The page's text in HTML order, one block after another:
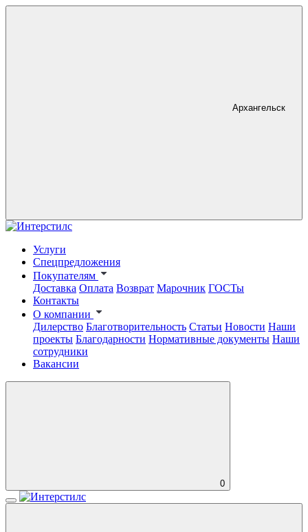
Архангельск
Услуги
Спецпредложения
Покупателям
Доставка Оплата Возврат Марочник ГОСТы
Контакты
О компании
Дилерство Благотворительность Статьи Новости Наши
проекты Благодарности Нормативные документы Наши
сотрудники
Вакансии
0